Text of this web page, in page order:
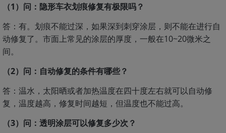
（1）问：隐形车衣划痕修复有极限吗？
答：有。划痕不能过深，如果深到刺穿涂层，则不能在进行自
动修复了。市面上常见的涂层的厚度，一般在10~20微米之
间。
（2）问：自动修复的条件有哪些？
答：温水，太阳晒或者加热温度在四十度左右就可以自动修
复，温度越高，修复时间越短，但温度也不能过高。
（3）问：透明涂层可以修复多少次？